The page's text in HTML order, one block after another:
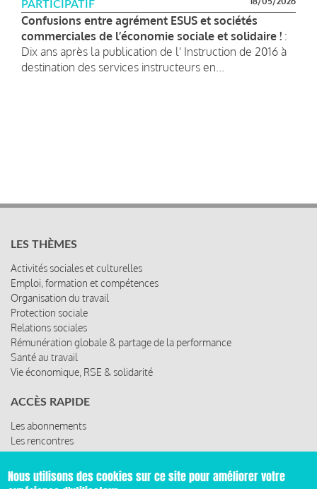
PARTICIPATIF
Confusions entre agrément ESUS et sociétés
commerciales de l’économie sociale et solidaire ! :
Dix ans après la publication de l' Instruction de 2016 à
destination des services instructeurs en...
LES THÈMES
Activités sociales et culturelles
Emploi, formation et compétences
Organisation du travail
Protection sociale
Relations sociales
Rémunération globale & partage de la performance
Santé au travail
Vie économique, RSE & solidarité
ACCÈS RAPIDE
Les abonnements
Les rencontres
Les ressources
Nous utilisons des cookies sur ce site pour améliorer votre